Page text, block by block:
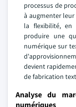
processus de
à augmenter
la flexibilité,
produire une
numérique sur
devient
de fabrication
Analyse du
numériques